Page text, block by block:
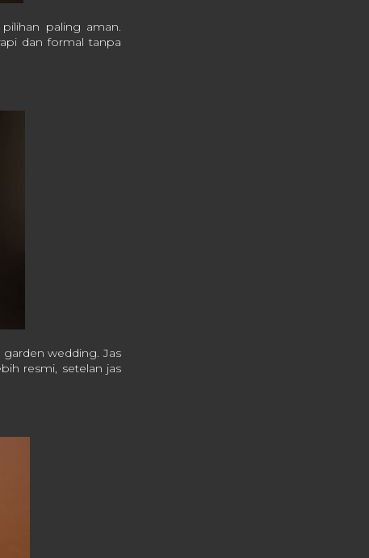
paling aman.
dan formal tanpa
wedding. Jas
resmi, setelan jas